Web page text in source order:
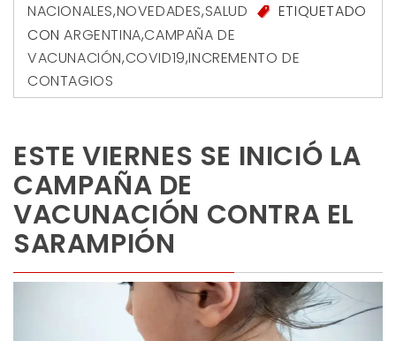
NACIONALES,NOVEDADES,SALUD
ETIQUETADO
CONARGENTINA,CAMPAÑA DE
VACUNACIÓN,COVID19,INCREMENTO DE
CONTAGIOS
ESTE VIERNES SE INICIÓ LA
CAMPAÑA DE
VACUNACIÓN CONTRA EL
SARAMPIÓN